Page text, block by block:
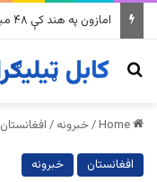
امازون په هند کې ۴۸ میلیارده ډالرو پانګونه کوي
Search for
/خبرونه / افغانستان
افغانستان خبرونه